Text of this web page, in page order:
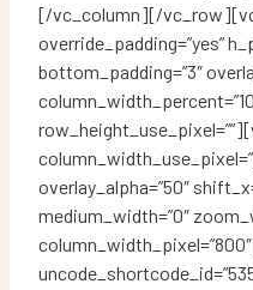
[/vc_column][/
override_padding=”yes”
bottom_padding=”3″
overlay_alpha=”50″
medium_width=”0″